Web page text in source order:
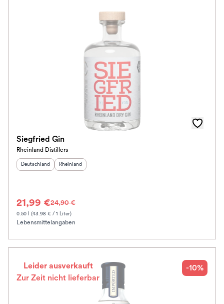
Siegfried Gin
Rheinland Distillers
Herkunftsland
Deutschland Herkunftsregion
Rheinland
21,99 €24,90 €
0.50 l (43.98 € / 1 Liter)
Lebensmittelangaben
Leider ausverkauft
Zur Zeit nicht lieferbar
-10%